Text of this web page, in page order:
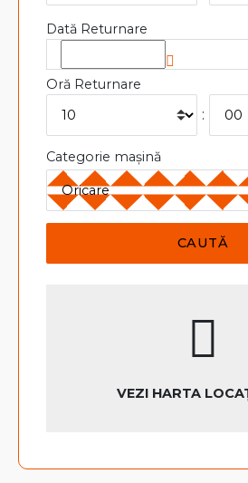
Dată Returnare
Oră Returnare
:
Categorie mașină
VEZI HARTA